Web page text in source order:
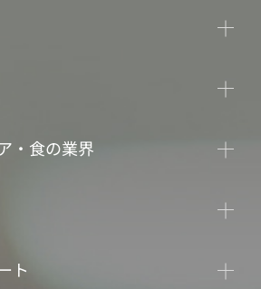
・食の業界
ト